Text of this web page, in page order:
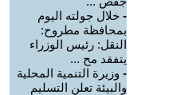
- خلال جولته اليوم
بمحافظة مطروح:
النقل: رئيس الوزراء
يتفقد مح ...
- وزيرة التنمية المحلية
والبيئة تعلن التسليم